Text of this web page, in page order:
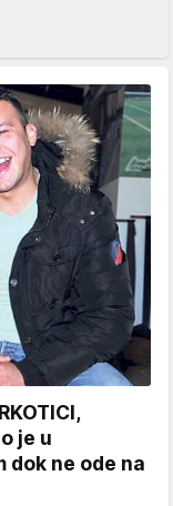
je u
dok ne ode na